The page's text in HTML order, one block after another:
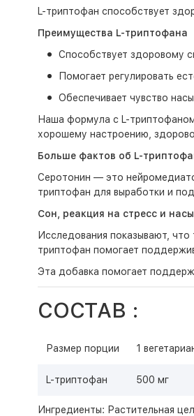
L-триптофан способствует
Преимущества L-триптофана
Способствует здоровому
Помогает регулировать
Обеспечивает чувство
Наша формула с L-
хорошему настроению,
Больше фактов об L-
Серотонин — это
триптофан для выработки и
Сон, реакция на стресс и
Исследования показывают,
триптофан помогает
Эта добавка помогает
СОСТАВ :
Размер порции 1
L-триптофан 500 мг
Ингредиенты: Растительная